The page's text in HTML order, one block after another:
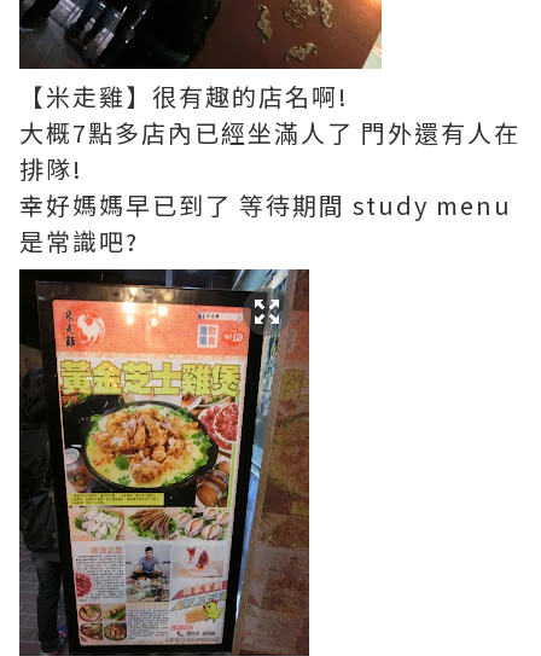
【米走雞】很有趣的店名啊!
大概7點多店內已經坐滿人了 門外還有人在
排隊!
幸好媽媽早已到了 等待期間 study menu
是常識吧?